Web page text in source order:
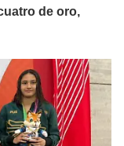
de oro,